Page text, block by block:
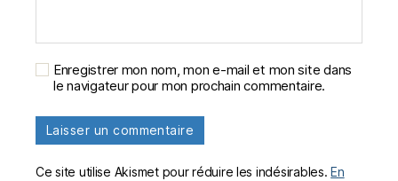
Enregistrer mon nom, mon e-mail et mon site dans
le navigateur pour mon prochain commentaire.
Ce site utilise Akismet pour réduire les indésirables. En